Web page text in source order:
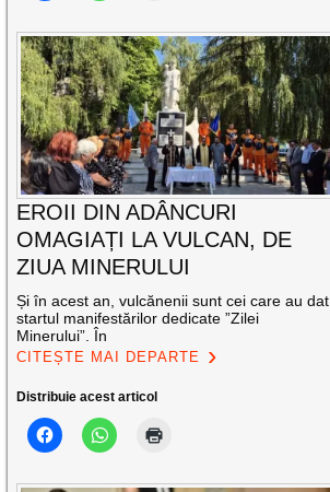
EROII DIN ADÂNCURI
OMAGIAȚI LA VULCAN, DE
ZIUA MINERULUI
Și în acest an, vulcănenii sunt cei care au dat
startul manifestărilor dedicate ”Zilei
Minerului”. În
CITEȘTE MAI DEPARTE
Distribuie acest articol